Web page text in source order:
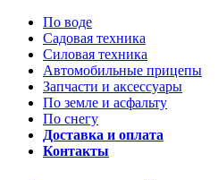
По воде
Садовая техника
Силовая техника
Автомобильные прицепы
Запчасти и аксессуары
По земле и асфальту
По снегу
Доставка и оплата
Контакты